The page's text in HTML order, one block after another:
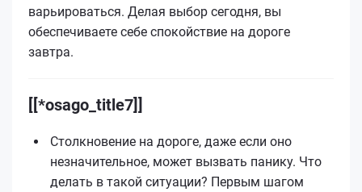
варьироваться. Делая выбор сегодня, вы
обеспечиваете себе спокойствие на дороге
завтра.
[[*osago_title7]]
Столкновение на дороге, даже если оно
незначительное, может вызвать панику. Что
делать в такой ситуации? Первым шагом